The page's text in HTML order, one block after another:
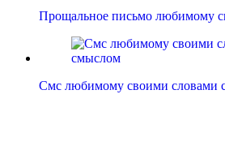
Прощальное письмо любимому
Смс любимому своими словами